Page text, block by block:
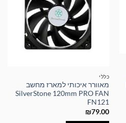
כללי
מאוורר איכותי למארז מחשב
SilverStone 120mm PRO FAN
FN121
₪79.00